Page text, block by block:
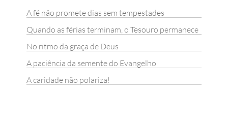
A fé não promete dias sem tempestades
Quando as férias terminam, o Tesouro permanece
No ritmo da graça de Deus
A paciência da semente do Evangelho
A caridade não polariza!